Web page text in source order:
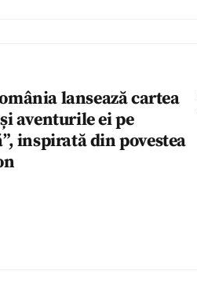
lansează cartea
aventurile ei pe
inspirată din povestea